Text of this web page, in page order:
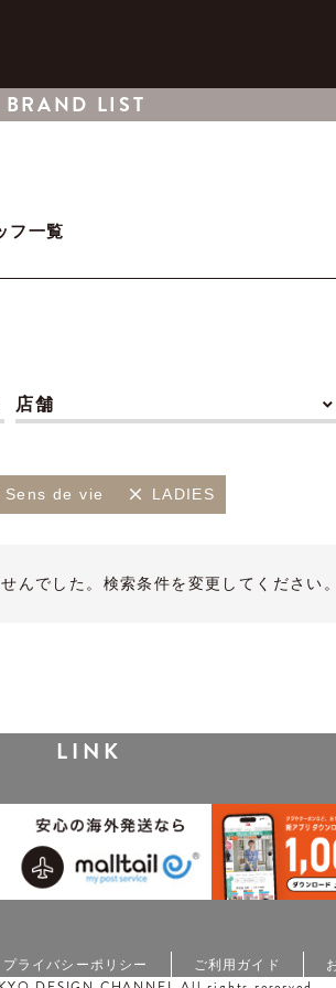
BRAND LIST
フ一覧
店舗
Sens de vie LADIES
んでした。検索条件を変更してください
LINK
プライバシーポリシー ご利用ガイド